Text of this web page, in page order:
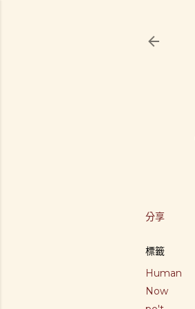
分享
標籤
Human
Now